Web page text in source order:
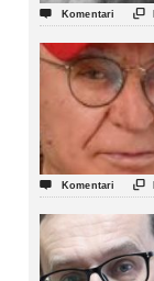
 Komentari 
 Komentari 